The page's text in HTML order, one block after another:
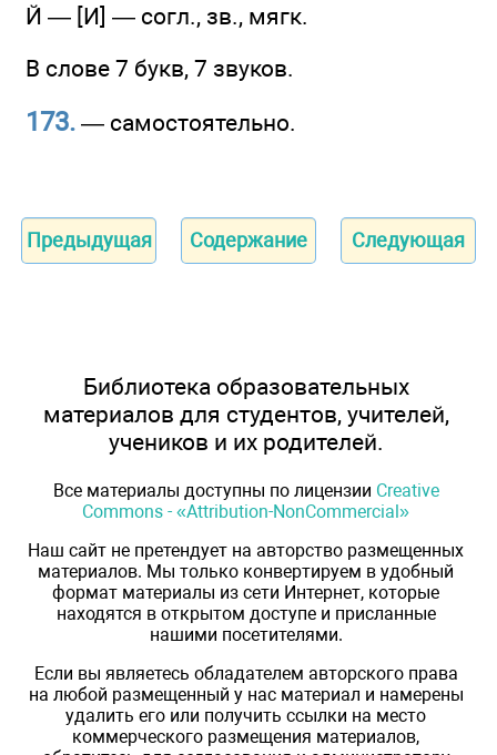
Й — [И] — согл., зв., мягк.
В слове 7 букв, 7 звуков.
173. — самостоятельно.
Предыдущая Содержание Следующая
Библиотека образовательных
материалов для студентов, учителей,
учеников и их родителей.
Все материалы доступны по лицензии Creative
Commons - «Attribution-NonCommercial»
Наш сайт не претендует на авторство размещенных
материалов. Мы только конвертируем в удобный
формат материалы из сети Интернет, которые
находятся в открытом доступе и присланные
нашими посетителями.
Если вы являетесь обладателем авторского права
на любой размещенный у нас материал и намерены
удалить его или получить ссылки на место
коммерческого размещения материалов,